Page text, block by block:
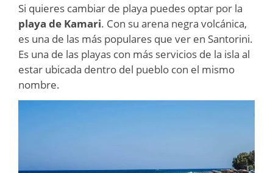
Si quieres cambiar de playa puedes optar por la
playa de Kamari. Con su arena negra volcánica,
es una de las más populares que ver en Santorini.
Es una de las playas con más servicios de la isla al
estar ubicada dentro del pueblo con el mismo
nombre.